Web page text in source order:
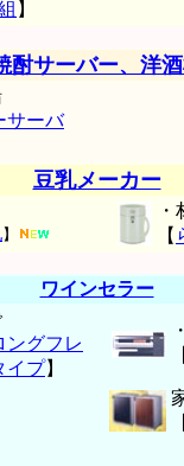
】
酎サーバー、洋
サーバ
豆乳メーカー
】
【
ワインセラー
ングフレ
イプ】